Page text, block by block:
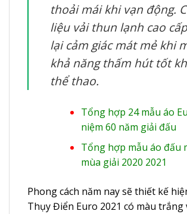
thoải mái khi vạn động.
liệu vải thun lạnh cao
lại cảm giác mát mẻ khi
khả năng thấm hút tốt
thể thao.
Tổng hợp 24 mẫu áo
niệm 60 năm giải đấu
Tổng hợp mẫu áo đấu
mùa giải 2020 2021
Phong cách năm nay sẽ thiết kế
Thụy Điển Euro 2021 có màu trắng